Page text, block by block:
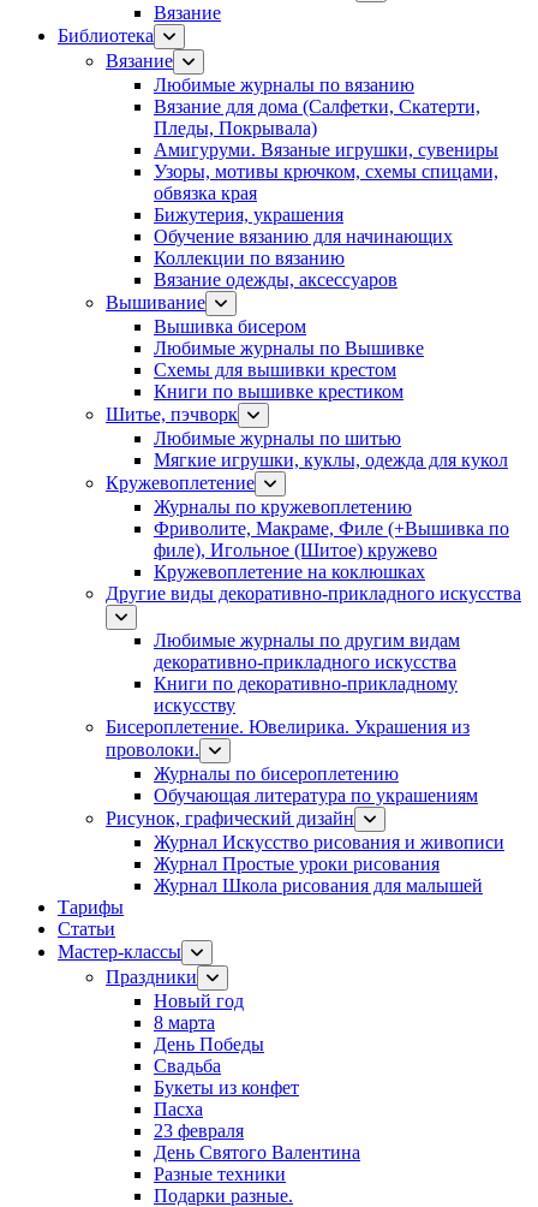
Вязание
Библиотека
Вязание
Любимые журналы по вязанию
Вязание для дома (Салфетки, Скатерти,
Пледы, Покрывала)
Амигуруми. Вязаные игрушки, сувениры
Узоры, мотивы крючком, схемы спицами,
обвязка края
Бижутерия, украшения
Обучение вязанию для начинающих
Коллекции по вязанию
Вязание одежды, аксессуаров
Вышивание
Вышивка бисером
Любимые журналы по Вышивке
Схемы для вышивки крестом
Книги по вышивке крестиком
Шитье, пэчворк
Любимые журналы по шитью
Мягкие игрушки, куклы, одежда для кукол
Кружевоплетение
Журналы по кружевоплетению
Фриволите, Макраме, Филе (+Вышивка по
филе), Игольное (Шитое) кружево
Кружевоплетение на коклюшках
Другие виды декоративно-прикладного искусства
Любимые журналы по другим видам
декоративно-прикладного искусства
Книги по декоративно-прикладному
искусству
Бисероплетение. Ювелирика. Украшения из
проволоки.
Журналы по бисероплетению
Обучающая литература по украшениям
Рисунок, графический дизайн
Журнал Искусство рисования и живописи
Журнал Простые уроки рисования
Журнал Школа рисования для малышей
Тарифы
Статьи
Мастер-классы
Праздники
Новый год
8 марта
День Победы
Свадьба
Букеты из конфет
Пасха
23 февраля
День Святого Валентина
Разные техники
Подарки разные.